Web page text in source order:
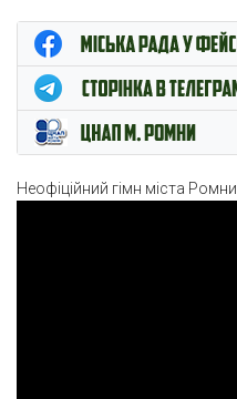
ЦНАП м. Ромни
Неофіційний гімн міста Ромни